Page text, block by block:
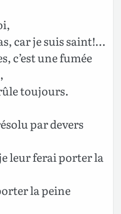
car je suis saint!…
c’est une fumée
toujours.
par devers
leur ferai porter la
la peine